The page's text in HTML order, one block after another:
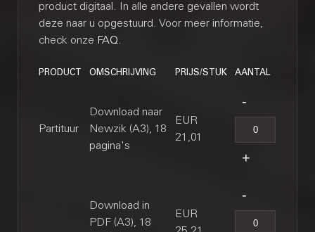
product digitaal. In alle andere gevallen wordt
deze naar u opgestuurd. Voor meer informatie,
check onze FAQ.
PRODUCT OMSCHRIJVING PRIJS/STUK AANTAL
Partituur
Download naar
Newzik (A3), 18
pagina's
EUR
21,01
Download in
PDF (A3), 18
EUR